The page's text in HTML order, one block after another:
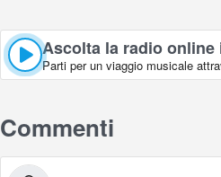
Ascolta la radio online
Parti per un viaggio musicale
Commenti